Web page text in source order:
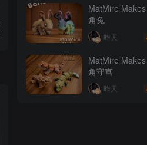
MatMire
角兔
昨天
MatMire
角守宫
昨天